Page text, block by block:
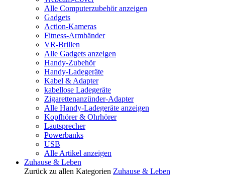
Alle Computerzubehör anzeigen
Gadgets
Action-Kameras
Fitness-Armbänder
VR-Brillen
Alle Gadgets anzeigen
Handy-Zubehör
Handy-Ladegeräte
Kabel & Adapter
kabellose Ladegeräte
Zigarettenanzünder-Adapter
Alle Handy-Ladegeräte anzeigen
Kopfhörer & Ohrhörer
Lautsprecher
Powerbanks
USB
Alle Artikel anzeigen
Zuhause & Leben
Zurück zu allen Kategorien Zuhause & Leben